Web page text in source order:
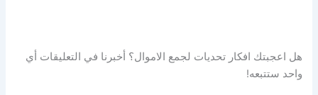
هل اعجبتك افكار تحديات لجمع الاموال؟ أخبرنا في التعليقات أي
واحد ستتبعه!